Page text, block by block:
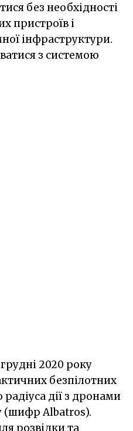
без необхідності
пристроїв і
інфраструктури.
з системою
2020 року
безпілотних
дії з дронами
(шифр Albatros).
розвідки та